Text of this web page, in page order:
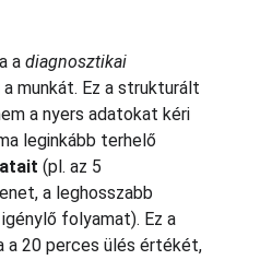
a diagnosztikai
a munkát. Ez a strukturált
a nyers adatokat kéri
leginkább terhelő
(pl. az 5
a leghosszabb
folyamat). Ez a
a 20 perces ülés értékét,